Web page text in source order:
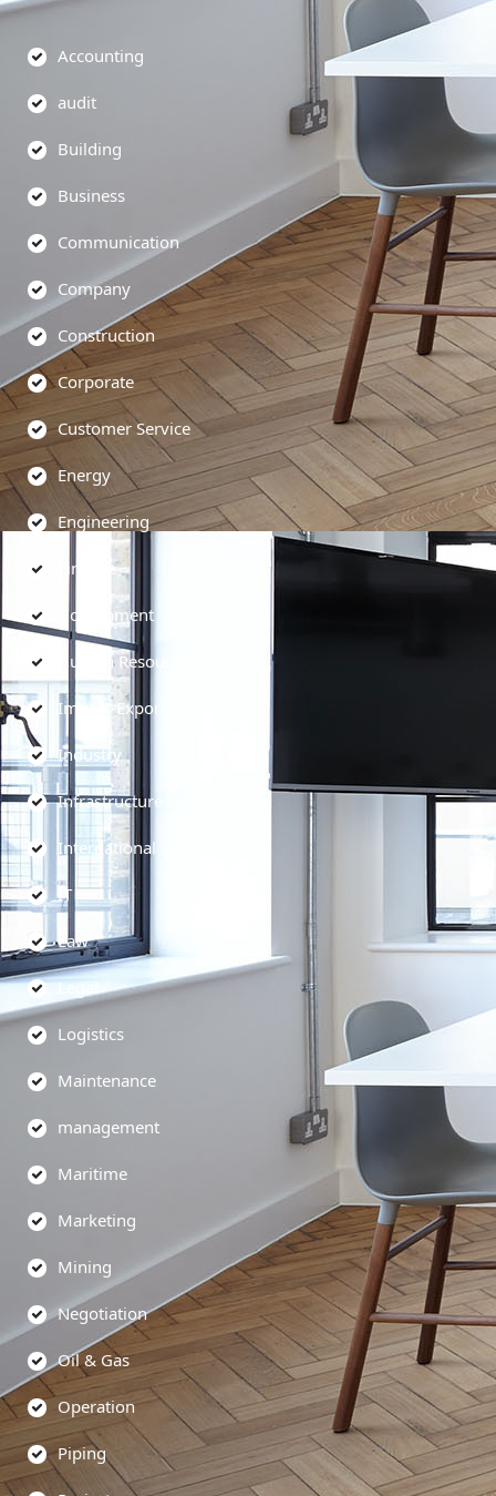
Accounting
audit
Building
Business
Communication
Company
Construction
Corporate
Customer Service
Energy
Engineering
Finance
Government
Human Resources
Import-Export
Industry
Infrastructure
International
IT
Law
Legal
Logistics
Maintenance
management
Maritime
Marketing
Mining
Negotiation
Oil & Gas
Operation
Piping